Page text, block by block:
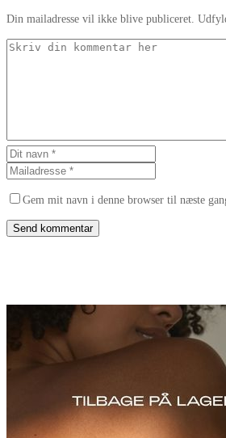
Din mailadresse vil ikke blive publiceret.
Gem mit navn i denne browser til næste